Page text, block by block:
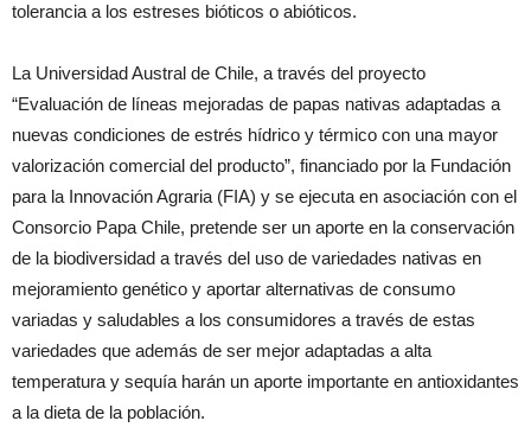
tolerancia a los estreses bióticos o abióticos.
La Universidad Austral de Chile, a través del proyecto
“Evaluación de líneas mejoradas de papas nativas adaptadas a
nuevas condiciones de estrés hídrico y térmico con una mayor
valorización comercial del producto”, financiado por la Fundación
para la Innovación Agraria (FIA) y se ejecuta en asociación con el
Consorcio Papa Chile, pretende ser un aporte en la conservación
de la biodiversidad a través del uso de variedades nativas en
mejoramiento genético y aportar alternativas de consumo
variadas y saludables a los consumidores a través de estas
variedades que además de ser mejor adaptadas a alta
temperatura y sequía harán un aporte importante en antioxidantes
a la dieta de la población.